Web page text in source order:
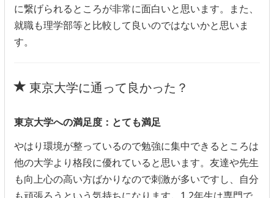
に繋げられるところが非常に面白いと思います。また、
就職も理学部等と比較して良いのではないかと思いま
す。
東京大学に通って良かった？
東京大学への満足度：とても満足
やはり環境が整っているので勉強に集中できるところは
他の大学より格段に優れていると思います。友達や先生
も向上心の高い方ばかりなので刺激が多いですし、自分